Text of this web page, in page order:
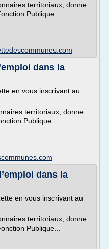
territoriaux, donne
Publique...
dans la
en vous inscrivant au
territoriaux, donne
Publique...
dans la
en vous inscrivant au
territoriaux, donne
Publique...